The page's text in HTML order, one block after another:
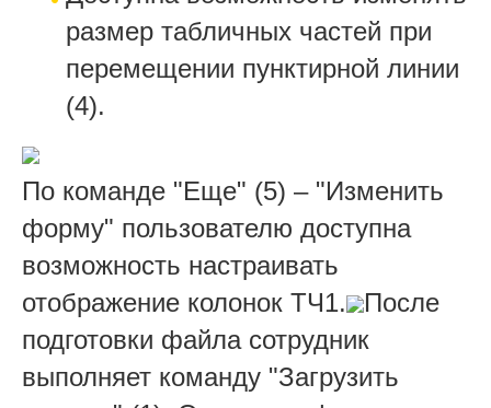
размер табличных частей при
перемещении пунктирной линии
(4).
По команде "Еще" (5) – "Изменить
форму" пользователю доступна
возможность настраивать
отображение колонок ТЧ1.
После
подготовки файла сотрудник
выполняет команду "Загрузить